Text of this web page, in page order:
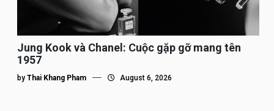
Jung Kook và Chanel: Cuộc gặp gỡ mang tên
1957
by Thai Khang Pham August 6, 2026